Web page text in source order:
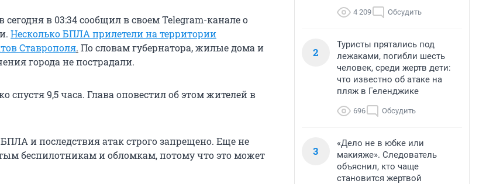
в 03:34 сообщил в своем Telegram-канале о
Несколько БПЛА прилетели на территории
Ставрополя. По словам губернатора, жилые дома и
города не пострадали.
спустя 9,5 часа. Глава оповестил об этом жителей в
и последствия атак строго запрещено. Еще не
беспилотникам и обломкам, потому что это может
4 209 Обсудить
2
Туристы прятались под
лежаками, погибли шесть
человек, среди жертв дети:
что известно об атаке на
пляж в Геленджике
696 Обсудить
3
«Дело не в юбке или
макияже». Следователь
объяснил, кто чаще
становится жертвой